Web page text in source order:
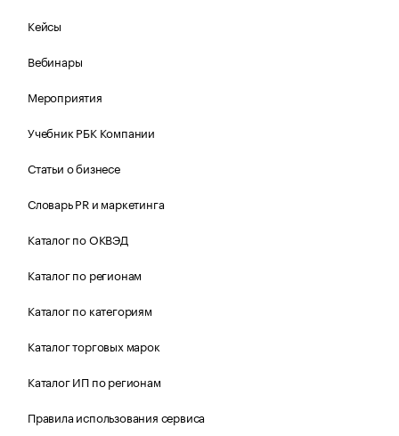
Кейсы
Вебинары
Мероприятия
Учебник РБК Компании
Статьи о бизнесе
Словарь PR и маркетинга
Каталог по ОКВЭД
Каталог по регионам
Каталог по категориям
Каталог торговых марок
Каталог ИП по регионам
Правила использования сервиса